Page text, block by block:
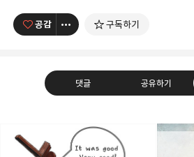
공감 구독하기
댓글 공유하기